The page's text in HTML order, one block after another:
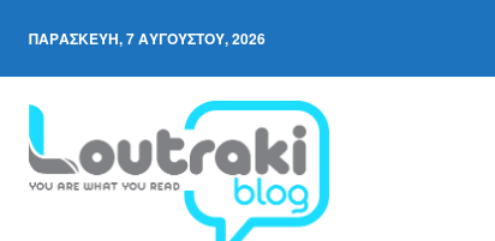
ΠΑΡΑΣΚΕΥΉ, 7 ΑΥΓΟΎΣΤΟΥ, 2026